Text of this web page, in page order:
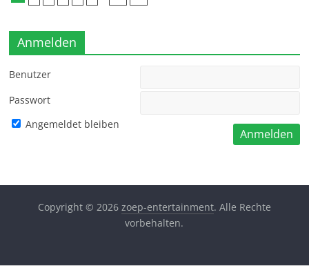
Anmelden
Benutzer
Passwort
Angemeldet bleiben
Copyright © 2026 zoep-entertainment. Alle Rechte
vorbehalten.